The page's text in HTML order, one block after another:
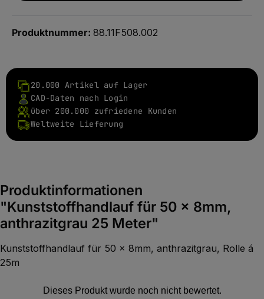
Produktnummer: 88.11F508.002
20.000 Artikel auf Lager
CAD-Daten nach Login
über 200.000 zufriedene Kunden
Weltweite Lieferung
Produktinformationen
"Kunststoffhandlauf für 50 x 8mm,
anthrazitgrau 25 Meter"
Kunststoffhandlauf für 50 x 8mm, anthrazitgrau, Rolle á
25m